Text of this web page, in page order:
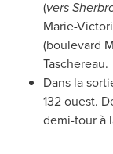
(vers
Marie-
(boulevard
Taschereau.
Dans la
132 ouest.
demi-tour à